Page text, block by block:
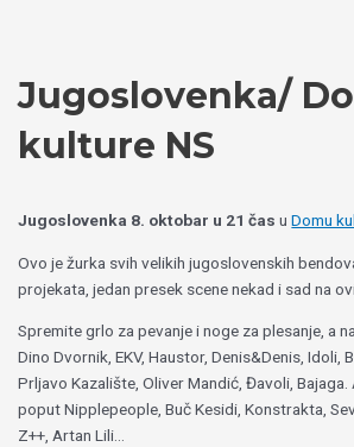
Jugoslovenka/
kulture NS
Jugoslovenka 8. oktobar u 21 čas uDomu
Ovo je žurka svih velikih jugoslovenskih
projekata, jedan presek scene nekad i sad na
Spremite grlo za pevanje i noge za plesanje, a
Dino Dvornik, EKV, Haustor, Denis&Denis, Idoli,
Prljavo Kazalište, Oliver Mandić, Đavoli,
poput Nipplepeople, Buč Kesidi, Konstrakta,
Z++, Artan Lili…